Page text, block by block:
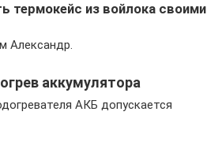
термокейс из войлока своими
Александр.
аккумулятора
АКБ допускается